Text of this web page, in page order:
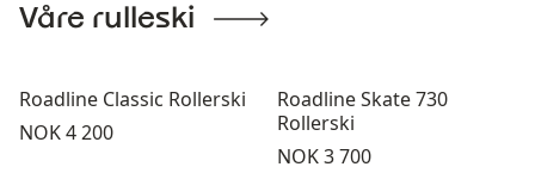
Våre rulleski
Roadline Classic Rollerski
Pris:
NOK 4 200
Roadline Skate 730
Rollerski
Pris:
NOK 3 700